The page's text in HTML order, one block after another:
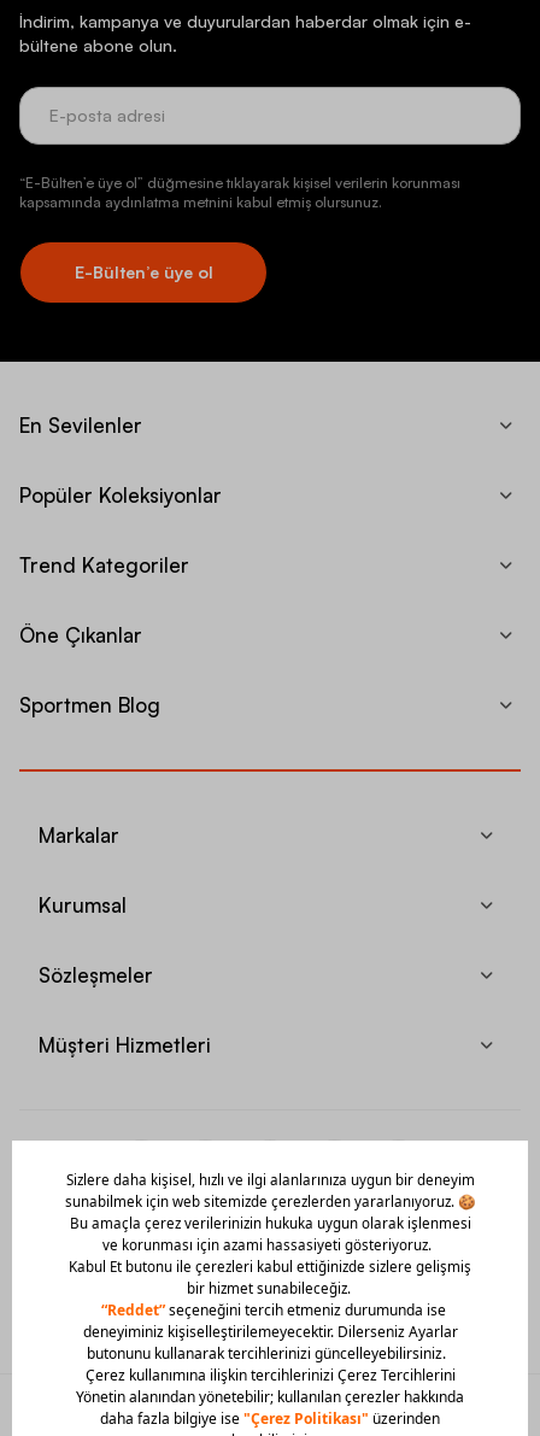
İndirim, kampanya ve duyurulardan haberdar olmak için e-
bültene abone olun.
“E-Bülten’e üye ol” düğmesine tıklayarak kişisel verilerin korunması
kapsamında aydınlatma metnini kabul etmiş olursunuz.
E-Bülten’e üye ol
En Sevilenler
Popüler Koleksiyonlar
Trend Kategoriler
Öne Çıkanlar
Sportmen Blog
Markalar
Kurumsal
Sözleşmeler
Müşteri Hizmetleri
Mobil Uygulamamızı Hemen İndir!